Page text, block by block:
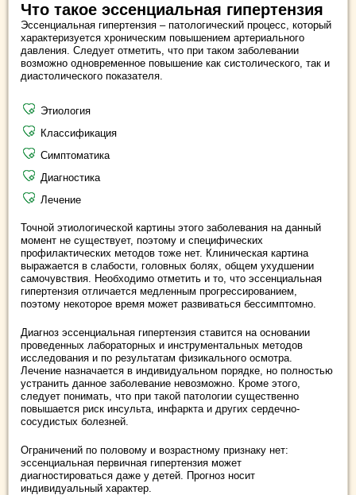
Что такое эссенциальная гипертензия
Эссенциальная гипертензия – патологический процесс, который
характеризуется хроническим повышением артериального
давления. Следует отметить, что при таком заболевании
возможно одновременное повышение как систолического, так и
диастолического показателя.
Этиология
Классификация
Симптоматика
Диагностика
Лечение
Точной этиологической картины этого заболевания на данный
момент не существует, поэтому и специфических
профилактических методов тоже нет. Клиническая картина
выражается в слабости, головных болях, общем ухудшении
самочувствия. Необходимо отметить и то, что эссенциальная
гипертензия отличается медленным прогрессированием,
поэтому некоторое время может развиваться бессимптомно.
Диагноз эссенциальная гипертензия ставится на основании
проведенных лабораторных и инструментальных методов
исследования и по результатам физикального осмотра.
Лечение назначается в индивидуальном порядке, но полностью
устранить данное заболевание невозможно. Кроме этого,
следует понимать, что при такой патологии существенно
повышается риск инсульта, инфаркта и других сердечно-
сосудистых болезней.
Ограничений по половому и возрастному признаку нет:
эссенциальная первичная гипертензия может
диагностироваться даже у детей. Прогноз носит
индивидуальный характер.